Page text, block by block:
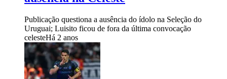
Publicação questiona a ausência do ídolo na Seleção do
Uruguai; Luisito ficou de fora da última convocação
celesteHá 2 anos